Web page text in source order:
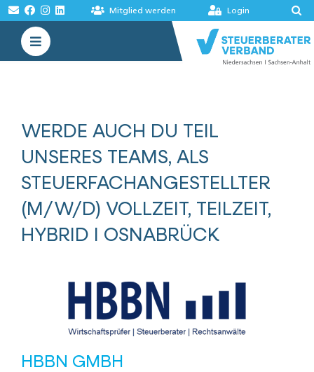
Zum
Inhalt
springen
Mitglied werden Login
Toggle
Navigation
BÖRSEN
WERDE AUCH DU TEIL
UNSERES TEAMS, ALS
STEUERFACHANGESTELLTER
(M/W/D) VOLLZEIT, TEILZEIT,
HYBRID I OSNABRÜCK
HBBN GMBH